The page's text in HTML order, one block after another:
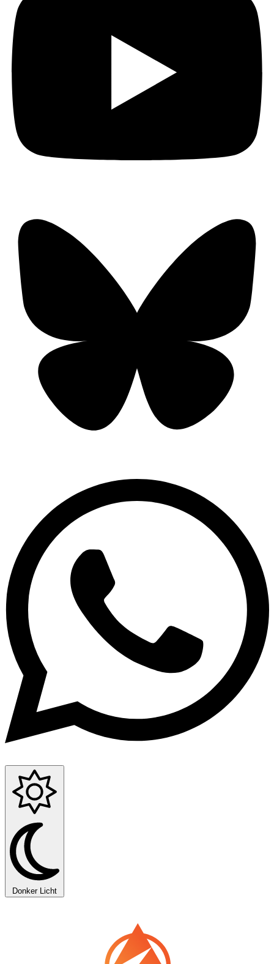
Donker Licht